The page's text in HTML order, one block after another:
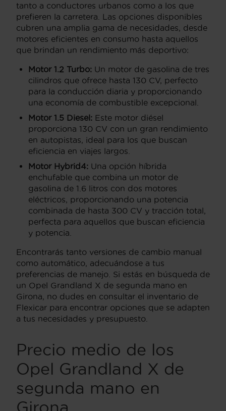
tanto a conductores urbanos como a los que
prefieren la carretera. Las opciones disponibles
cubren una amplia gama de necesidades, desde
motores eficientes en consumo hasta aquellos
que brindan un rendimiento más deportivo:
Motor 1.2 Turbo: Un motor de gasolina de tres
cilindros que ofrece hasta 130 CV, perfecto
para la conducción diaria y proporcionando
una economía de combustible excepcional.
Motor 1.5 Diesel: Este motor diésel
proporciona 130 CV con un gran rendimiento
en autopistas, ideal para los que buscan
eficiencia en viajes largos.
Motor Hybrid4: Una opción híbrida
enchufable que combina un motor de
gasolina de 1.6 litros con dos motores
eléctricos, proporcionando una potencia
combinada de hasta 300 CV y tracción total,
perfecta para aquellos que buscan eficiencia
y potencia.
Encontrarás tanto versiones de cambio manual
como automático, adecuándose a tus
preferencias de manejo. Si estás en búsqueda de
un Opel Grandland X de segunda mano en
Girona, no dudes en consultar el inventario de
Flexicar para encontrar opciones que se adapten
a tus necesidades y presupuesto.
Precio medio de los
Opel Grandland X de
segunda mano en
Girona